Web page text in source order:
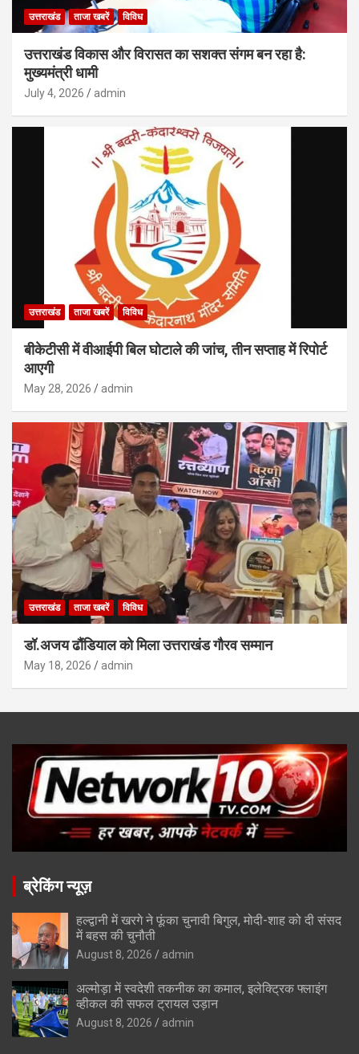
उत्तराखंड ताजा खबरें विविध
उत्तराखंड विकास और विरासत का सशक्त संगम बन रहा है:
मुख्यमंत्री धामी
July 4, 2026 admin
उत्तराखंड ताजा खबरें विविध
बीकेटीसी में वीआईपी बिल घोटाले की जांच, तीन सप्ताह में रिपोर्ट
आएगी
May 28, 2026 admin
उत्तराखंड ताजा खबरें विविध
डॉ.अजय ढौंडियाल को मिला उत्तराखंड गौरव सम्मान
May 18, 2026 admin
ब्रेकिंग न्यूज़
हल्द्वानी में खरगे ने फूंका चुनावी बिगुल, मोदी-शाह को दी संसद
में बहस की चुनौती
August 8, 2026 admin
अल्मोड़ा में स्वदेशी तकनीक का कमाल, इलेक्ट्रिक फ्लाइंग
व्हीकल की सफल ट्रायल उड़ान
August 8, 2026 admin